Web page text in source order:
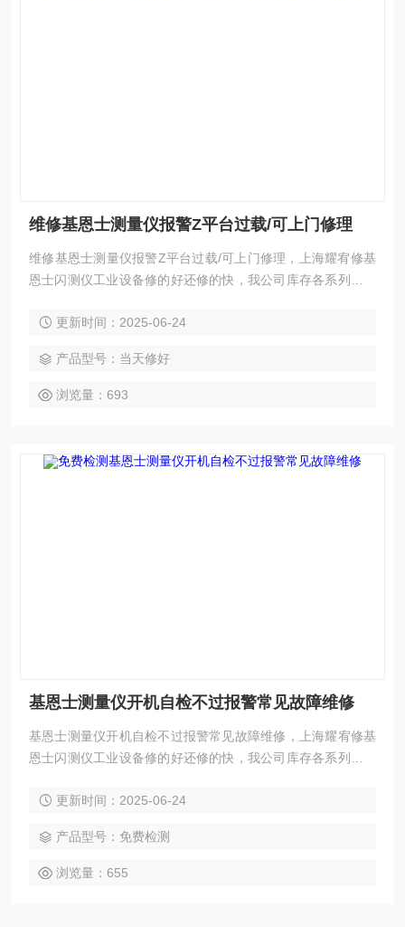
维修基恩士测量仪报警Z平台过载/可上门修理
维修基恩士测量仪报警Z平台过载/可上门修理，上海耀宥修基
恩士闪测仪工业设备修的好还修的快，我公司库存各系列西门
厂，修好不易坏，很多修好用到报废都有。如果需要维修可以
都齐全，在加上基恩士维修团队，可以确保闪测仪维修成功
率，公司以合理的价格、良好的信誉，已得到同行及基恩士用
更新时间：2025-06-24
产品型号：当天修好
浏览量：693
基恩士测量仪开机自检不过报警常见故障维修
基恩士测量仪开机自检不过报警常见故障维修，上海耀宥修基
恩士闪测仪工业设备修的好还修的快，我公司库存各系列西门
厂，修好不易坏，很多修好用到报废都有。如果需要维修可以
都齐全，在加上基恩士维修团队，可以确保闪测仪维修成功
率，公司以合理的价格、良好的信誉，已得到同行及基恩士用
更新时间：2025-06-24
产品型号：免费检测
浏览量：655